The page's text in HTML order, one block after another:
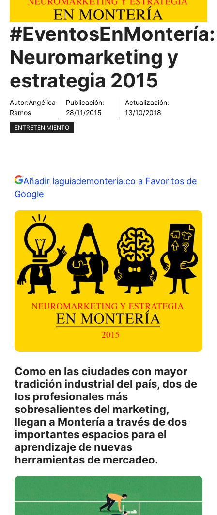
#EventosEnMontería:
Neuromarketing y
estrategia 2015
Autor:Angélica
Ramos
Publicación:
28/11/2015
Actualización:
13/10/2018
ENTRETENIMIENTO
Añadir laguiademonteria.co a Favoritos de
Google
Como en las ciudades con mayor
tradición industrial del país, dos de
los profesionales más
sobresalientes del marketing,
llegan a Montería a través de dos
importantes espacios para el
aprendizaje de nuevas
herramientas de mercadeo.